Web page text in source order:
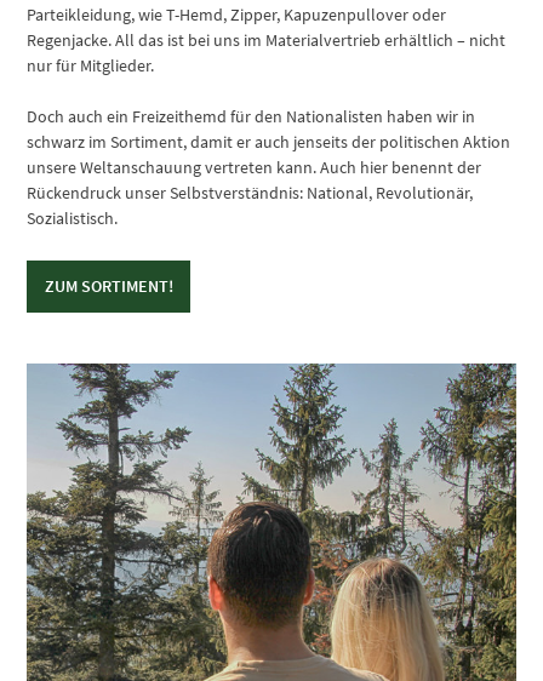
Parteikleidung, wie T-Hemd, Zipper, Kapuzenpullover oder
Regenjacke. All das ist bei uns im Materialvertrieb erhältlich – nicht
nur für Mitglieder.
Doch auch ein Freizeithemd für den Nationalisten haben wir in
schwarz im Sortiment, damit er auch jenseits der politischen Aktion
unsere Weltanschauung vertreten kann. Auch hier benennt der
Rückendruck unser Selbstverständnis: National, Revolutionär,
Sozialistisch.
ZUM SORTIMENT!